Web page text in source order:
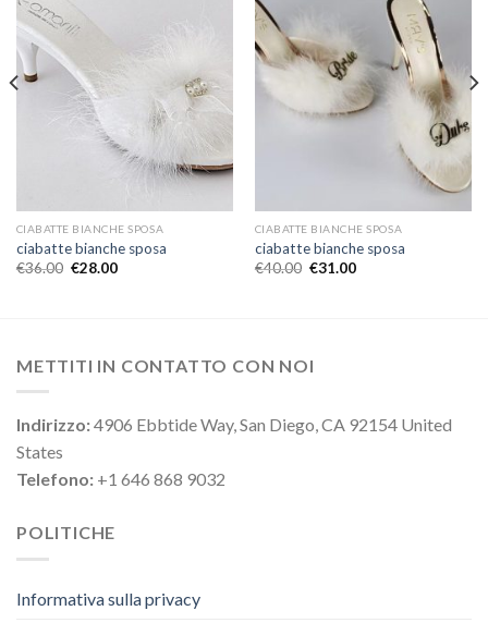
CIABATTE BIANCHE SPOSA
ciabatte bianche sposa
€36.00 €28.00
CIABATTE BIANCHE SPOSA
ciabatte bianche sposa
€40.00 €31.00
METTITI IN CONTATTO CON NOI
Indirizzo:4906 Ebbtide Way, San Diego, CA 92154 United
States
Telefono: +1 646 868 9032
POLITICHE
Informativa sulla privacy